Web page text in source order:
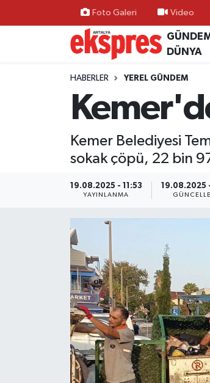
Foto Galeri Video
DÜNYA
HABERLER YEREL GÜNDEM
Kemer Belediyesi
sokak çöpü, 22 bin
19.08.2025 - 11:53
YAYINLANMA
19.08.2025
ÖZEL HABER
GÜNDEM
YEREL GÜNDEM
EKONOMİ
SİYASET
SAĞLIK
EĞİTİM
TURİZM
Nöbetçi Eczaneler
Hava Durumu
Trafik Durumu
Süper Lig Puan Durumu ve Fikstür
Haber Arşivi